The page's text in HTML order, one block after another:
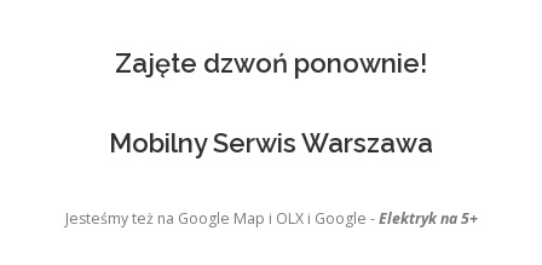
Zajęte dzwoń ponownie!
Mobilny Serwis Warszawa
Jesteśmy też na Google Map i OLX i Google -Elektryk na 5+